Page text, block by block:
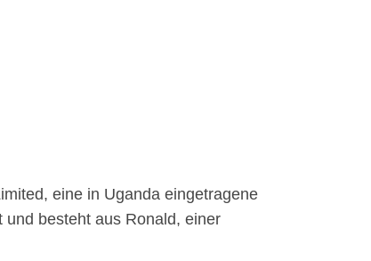
eine in Uganda eingetragene
und besteht aus Ronald, einer